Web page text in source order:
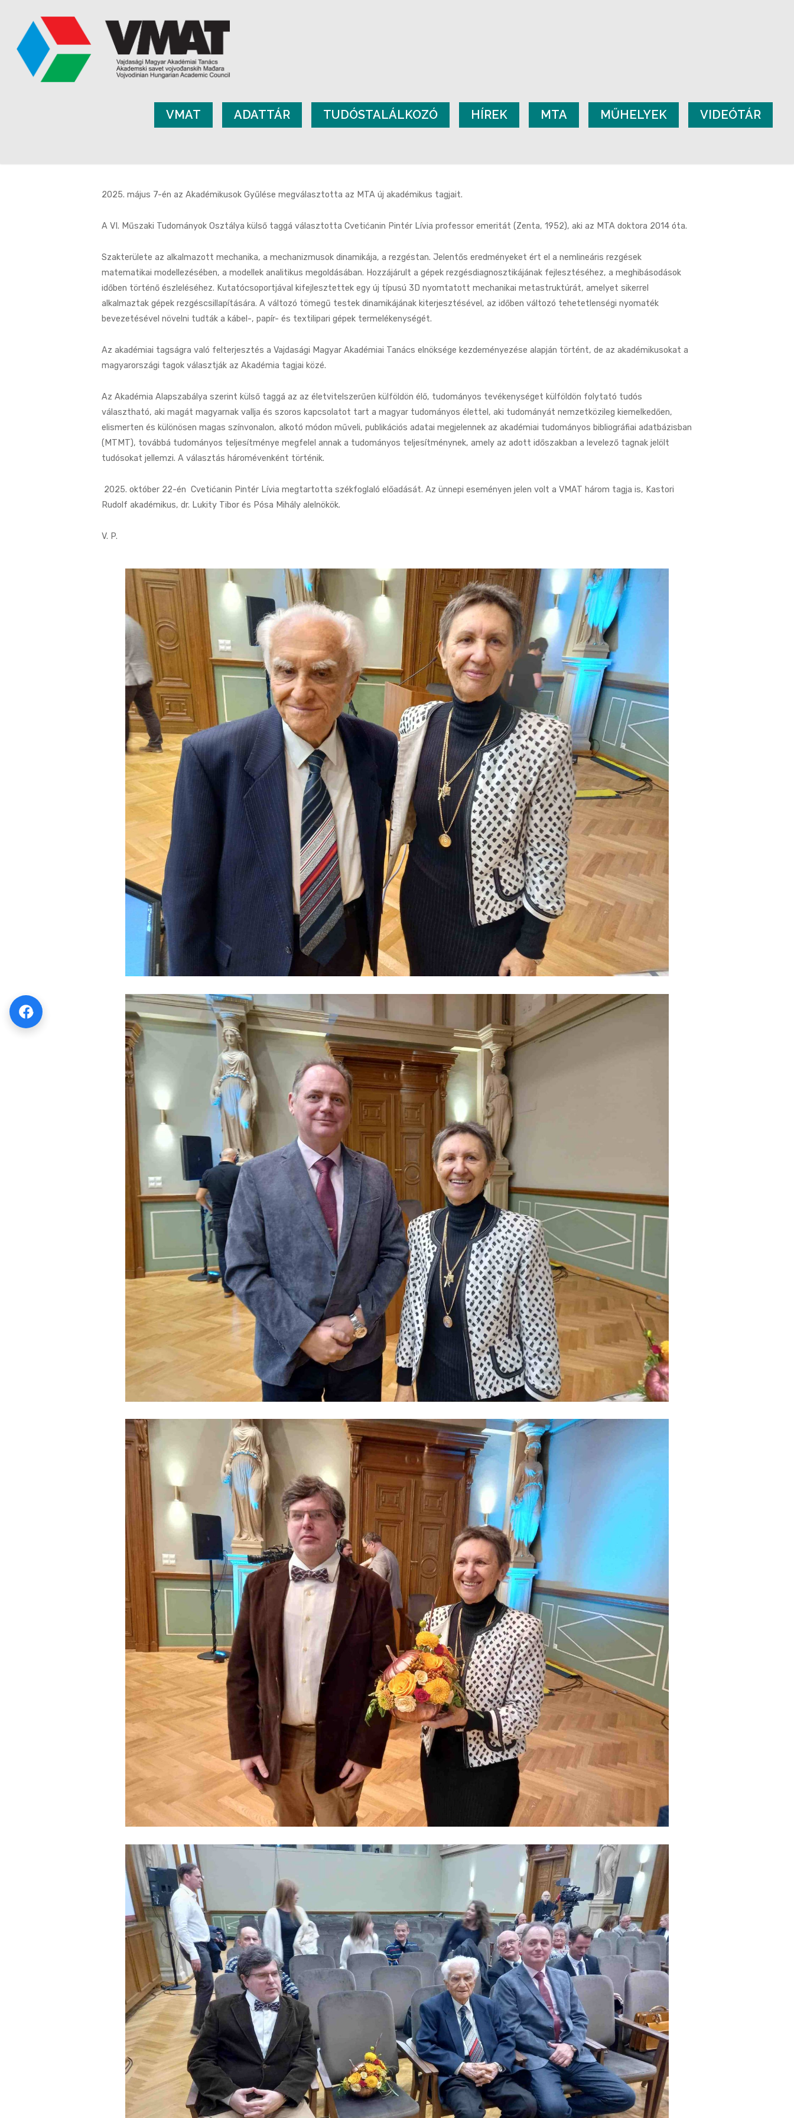
VMAT ADATTÁR TUDÓSTALÁLKOZÓ HÍREK MTA MŰHELYEK VIDEÓTÁR
2025. május 7-én az Akadémikusok Gyűlése megválasztotta az MTA új akadémikus tagjait.
A VI. Műszaki Tudományok Osztálya külső taggá választotta Cvetićanin Pintér Lívia professor emeritát (Zenta, 1952), aki az MTA doktora 2014 óta.
Szakterülete az alkalmazott mechanika, a mechanizmusok dinamikája, a rezgéstan. Jelentős eredményeket ért el a nemlineáris rezgések
matematikai modellezésében, a modellek analitikus megoldásában. Hozzájárult a gépek rezgésdiagnosztikájának fejlesztéséhez, a meghibásodások
időben történő észleléséhez. Kutatócsoportjával kifejlesztettek egy új típusú 3D nyomtatott mechanikai metastruktúrát, amelyet sikerrel
alkalmaztak gépek rezgéscsillapítására. A változó tömegű testek dinamikájának kiterjesztésével, az időben változó tehetetlenségi nyomaték
bevezetésével növelni tudták a kábel-, papír- és textilipari gépek termelékenységét.
Az akadémiai tagságra való felterjesztés a Vajdasági Magyar Akadémiai Tanács elnöksége kezdeményezése alapján történt, de az akadémikusokat a
magyarországi tagok választják az Akadémia tagjai közé.
Az Akadémia Alapszabálya szerint külső taggá az az életvitelszerűen külföldön élő, tudományos tevékenységet külföldön folytató tudós
választható, aki magát magyarnak vallja és szoros kapcsolatot tart a magyar tudományos élettel, aki tudományát nemzetközileg kiemelkedően,
elismerten és különösen magas színvonalon, alkotó módon műveli, publikációs adatai megjelennek az akadémiai tudományos bibliográfiai adatbázisban
(MTMT), továbbá tudományos teljesítménye megfelel annak a tudományos teljesítménynek, amely az adott időszakban a levelező tagnak jelölt
tudósokat jellemzi. A választás háromévenként történik.
2025. október 22-én Cvetićanin Pintér Lívia megtartotta székfoglaló előadását. Az ünnepi eseményen jelen volt a VMAT három tagja is, Kastori
Rudolf akadémikus, dr. Lukity Tibor és Pósa Mihály alelnökök.
V. P.